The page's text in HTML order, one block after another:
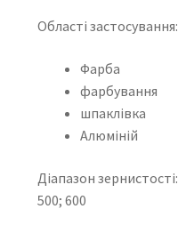
Області застосування:
Фарба
фарбування
шпаклівка
Алюміній
Діапазон зернистості:
500; 600